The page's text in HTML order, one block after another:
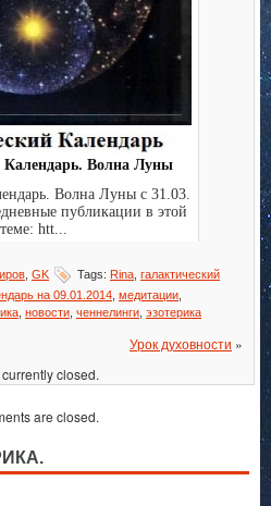
Календарь. Волна Луны
Волна Луны с 31.03.
публикации в этой
теме: htt...
GK Tags: Rina галактический
на 09.01.2014 медитации
новости ченнелинги эзотерика
Урок духовности »
closed.
are closed.